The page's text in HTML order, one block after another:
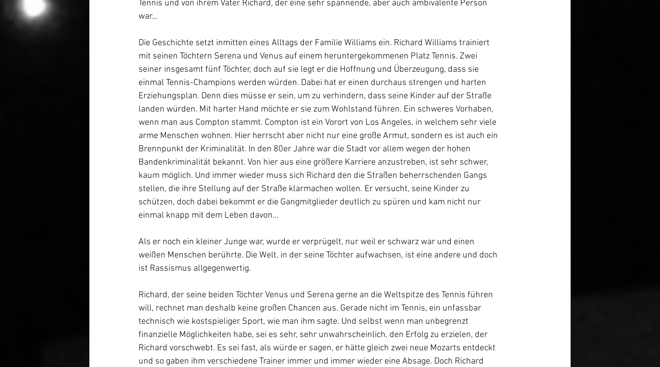
Tennis und von ihrem Vater Richard, der eine sehr spannende, aber auch ambivalente Person
war...
Die Geschichte setzt inmitten eines Alltags der Familie Williams ein. Richard Williams trainiert
mit seinen Töchtern Serena und Venus auf einem heruntergekommenen Platz Tennis. Zwei
seiner insgesamt fünf Töchter, doch auf sie legt er die Hoffnung und Überzeugung, dass sie
einmal Tennis-Champions werden würden. Dabei hat er einen durchaus strengen und harten
Erziehungsplan. Denn dies müsse er sein, um zu verhindern, dass seine Kinder auf der Straße
landen würden. Mit harter Hand möchte er sie zum Wohlstand führen. Ein schweres Vorhaben,
wenn man aus Compton stammt. Compton ist ein Vorort von Los Angeles, in welchem sehr viele
arme Menschen wohnen. Hier herrscht aber nicht nur eine große Armut, sondern es ist auch ein
Brennpunkt der Kriminalität. In den 80er Jahre war die Stadt vor allem wegen der hohen
Bandenkriminalität bekannt. Von hier aus eine größere Karriere anzustreben, ist sehr schwer,
kaum möglich. Und immer wieder muss sich Richard den die Straßen beherrschenden Gangs
stellen, die ihre Stellung auf der Straße klarmachen wollen. Er versucht, seine Kinder zu
schützen, doch dabei bekommt er die Gangmitglieder deutlich zu spüren und kam nicht nur
einmal knapp mit dem Leben davon...
Als er noch ein kleiner Junge war, wurde er verprügelt, nur weil er schwarz war und einen
weißen Menschen berührte. Die Welt, in der seine Töchter aufwachsen, ist eine andere und doch
ist Rassismus allgegenwertig.
Richard, der seine beiden Töchter Venus und Serena gerne an die Weltspitze des Tennis führen
will, rechnet man deshalb keine großen Chancen aus. Gerade nicht im Tennis, ein unfassbar
technisch wie kostspieliger Sport, wie man ihm sagte. Und selbst wenn man unbegrenzt
finanzielle Möglichkeiten habe, sei es sehr, sehr unwahrscheinlich, den Erfolg zu erzielen, der
Richard vorschwebt. Es sei fast, als würde er sagen, er hätte gleich zwei neue Mozarts entdeckt
und so gaben ihm verschiedene Trainer immer und immer wieder eine Absage. Doch Richard